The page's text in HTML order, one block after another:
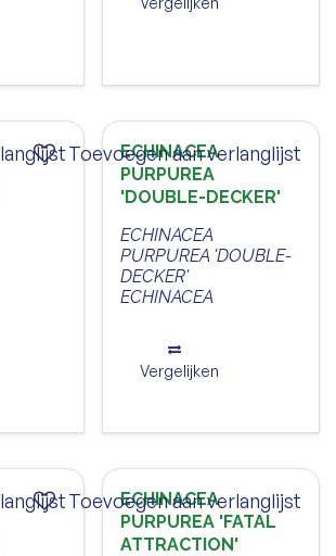
ECHINACEA
PURPUREA
'DOUBLE-DECKER'
ECHINACEA
PURPUREA 'DOUBLE-
DECKER'
ECHINACEA
Vergelijken
Toevoegen aan verlanglijst
ECHINACEA
PURPUREA 'FATAL
ATTRACTION'
Toevoegen aan verlanglijst